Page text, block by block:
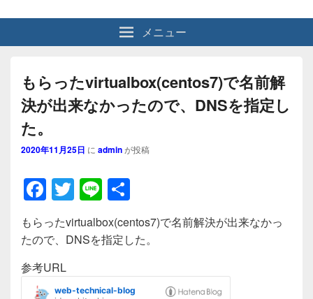
メニュー
もらったvirtualbox(centos7)で名前解
決が出来なかったので、DNSを指定し
た。
2020年11月25日 に adminが投稿
F
a
c
e
b
T
wi
tt
er
Li
n
e
有
もらったvirtualbox(centos7)で名前解決が出来なかっ
たので、DNSを指定した。
参考URL